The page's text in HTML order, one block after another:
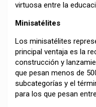
virtuosa entre la
Minisatélites
Los minisatélites
principal ventaja es la
construcción y
que pesan menos de
subcategorías y el
para los que pesan